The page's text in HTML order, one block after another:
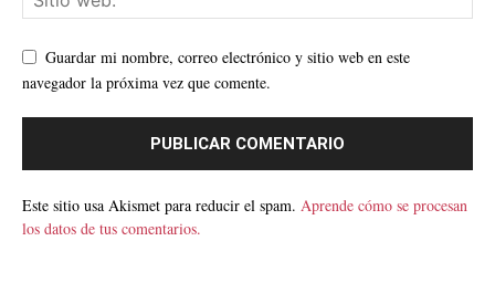
Guardar mi nombre, correo electrónico y sitio web en este
navegador la próxima vez que comente.
Este sitio usa Akismet para reducir el spam. Aprende cómo se procesan
los datos de tus comentarios.